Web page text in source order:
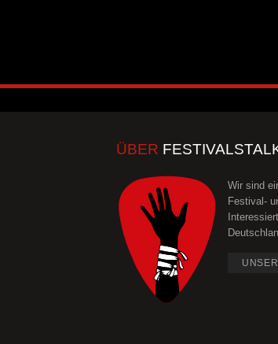
ÜBER
Wir sind
Festival-